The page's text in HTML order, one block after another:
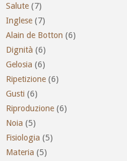
Salute (7)
Inglese (7)
Alain de Botton (6)
Dignità (6)
Gelosia (6)
Ripetizione (6)
Gusti (6)
Riproduzione (6)
Noia (5)
Fisiologia (5)
Materia (5)